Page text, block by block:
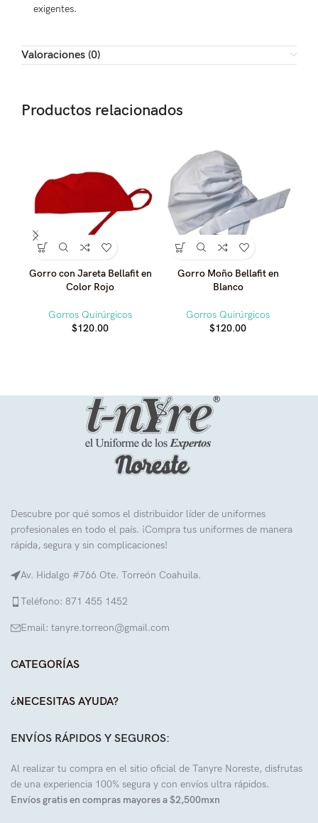
exigentes.
Valoraciones (0)
Productos relacionados
Gorro con Jareta Bellafit en
Color Rojo
Gorros Quirúrgicos
$120.00
Gorro Moño Bellafit en
Blanco
Gorros Quirúrgicos
$120.00
Descubre por qué somos el distribuidor líder de uniformes
profesionales en todo el país. ¡Compra tus uniformes de manera
rápida, segura y sin complicaciones!
Av. Hidalgo #766 Ote. Torreón Coahuila.
Teléfono: 871 455 1452
Email: tanyre.torreon@gmail.com
CATEGORÍAS
¿NECESITAS AYUDA?
ENVÍOS RÁPIDOS Y SEGUROS:
Al realizar tu compra en el sitio oficial de Tanyre Noreste, disfrutas
de una experiencia 100% segura y con envíos ultra rápidos.
Envíos gratis en compras mayores a $2,500mxn